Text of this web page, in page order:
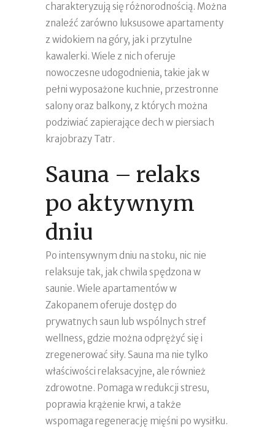
charakteryzują się różnorodnością. Można
znaleźć zarówno luksusowe apartamenty
z widokiem na góry, jak i przytulne
kawalerki. Wiele z nich oferuje
nowoczesne udogodnienia, takie jak w
pełni wyposażone kuchnie, przestronne
salony oraz balkony, z których można
podziwiać zapierające dech w piersiach
krajobrazy Tatr.
Sauna – relaks
po aktywnym
dniu
Po intensywnym dniu na stoku, nic nie
relaksuje tak, jak chwila spędzona w
saunie. Wiele apartamentów w
Zakopanem oferuje dostęp do
prywatnych saun lub wspólnych stref
wellness, gdzie można odprężyć się i
zregenerować siły. Sauna ma nie tylko
właściwości relaksacyjne, ale również
zdrowotne. Pomaga w redukcji stresu,
poprawia krążenie krwi, a także
wspomaga regenerację mięśni po wysiłku.